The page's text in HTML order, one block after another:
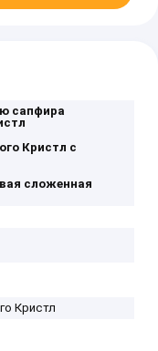
сапфира
Кристл с
сложенная
Кристл